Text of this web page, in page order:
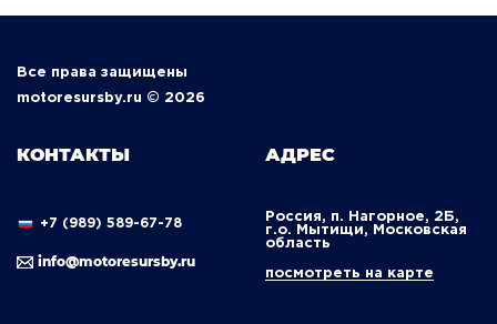
Все права защищены
motoresursby.ru © 2026
КОНТАКТЫ
+7 (989) 589-67-78
info@motoresursby.ru
АДРЕС
Россия, п. Нагорное, 2Б,
г.о. Мытищи, Московская
область
посмотреть на карте